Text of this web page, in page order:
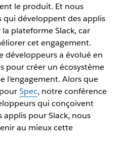
le produit. Et nous
qui développent des applis
plateforme Slack, car
cet engagement.
développeurs a évolué en
pour créer un écosystème
l’engagement. Alors que
Spec, notre conférence
qui conçoivent
pour Slack, nous
au mieux cette